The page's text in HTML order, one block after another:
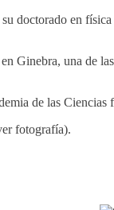
doctorado en
en Ginebra, una de
de las Ciencias
fotografía).